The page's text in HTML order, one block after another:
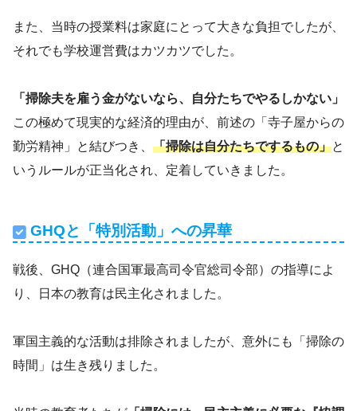
また、当時の授業料は家庭にとって大きな負担でしたが、
それでも学校運営費はカツカツでした。
「掃除夫を雇う金がないなら、自分たちでやるしかない」
この極めて現実的な経済的理由が、前述の「寺子屋からの
勤労精神」と結びつき、 「掃除は自分たちでするもの」と
いうルールが正当化され、定着していきました。
GHQと「特別活動」への昇華
戦後、GHQ（連合国軍最高司令官総司令部）の指導によ
り、日本の教育は民主化されました。
軍国主義的な活動は排除されましたが、意外にも「掃除の
時間」は生き残りました。